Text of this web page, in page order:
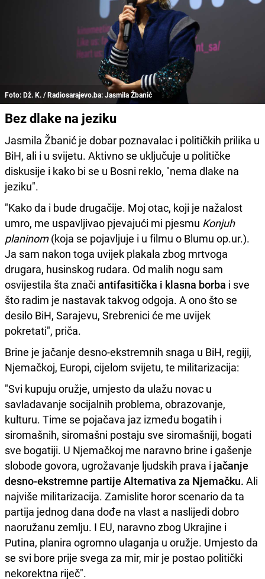
Foto: Dž. K. / Radiosarajevo.ba: Jasmila Žbanić
Bez dlake na jeziku
Jasmila Žbanić je dobar poznavalac i političkih prilika u
BiH, ali i u svijetu. Aktivno se uključuje u političke
diskusije i kako bi se u Bosni reklo, "nema dlake na
jeziku".
"Kako da i bude drugačije. Moj otac, koji je nažalost
umro, me uspavljivao pjevajući mi pjesmu Konjuh
planinom(koja se pojavljuje i u filmu o Blumu op.ur.).
Ja sam nakon toga uvijek plakala zbog mrtvoga
drugara, husinskog rudara. Od malih nogu sam
osvijestila šta znači antifasitička i klasna borba i sve
što radim je nastavak takvog odgoja. A ono što se
desilo BiH, Sarajevu, Srebrenici će me uvijek
pokretati", priča.
Brine je jačanje desno-ekstremnih snaga u BiH, regiji,
Njemačkoj, Europi, cijelom svijetu, te militarizacija:
"Svi kupuju oružje, umjesto da ulažu novac u
savladavanje socijalnih problema, obrazovanje,
kulturu. Time se pojačava jaz između bogatih i
siromašnih, siromašni postaju sve siromašniji, bogati
sve bogatiji. U Njemačkoj me naravno brine i gašenje
slobode govora, ugrožavanje ljudskih prava i jačanje
desno-ekstremne partije Alternativa za Njemačku. Ali
najviše militarizacija. Zamislite horor scenario da ta
partija jednog dana dođe na vlast a naslijedi dobro
naoružanu zemlju. I EU, naravno zbog Ukrajine i
Putina, planira ogromno ulaganja u oružje. Umjesto da
se svi bore prije svega za mir, mir je postao politički
nekorektna riječ".